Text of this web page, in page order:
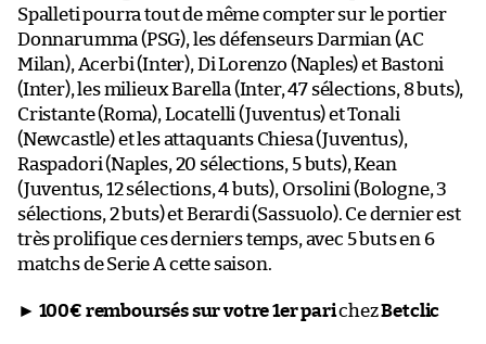
Spalleti pourra tout de même compter sur le portier
Donnarumma (PSG), les défenseurs Darmian (AC
Milan), Acerbi (Inter), Di Lorenzo (Naples) et Bastoni
(Inter), les milieux Barella (Inter, 47 sélections, 8 buts),
Cristante (Roma), Locatelli (Juventus) et Tonali
(Newcastle) et les attaquants Chiesa (Juventus),
Raspadori (Naples, 20 sélections, 5 buts), Kean
(Juventus, 12 sélections, 4 buts), Orsolini (Bologne, 3
sélections, 2 buts) et Berardi (Sassuolo). Ce dernier est
très prolifique ces derniers temps, avec 5 buts en 6
matchs de Serie A cette saison.
► 100€ remboursés sur votre 1er parichezBetclic